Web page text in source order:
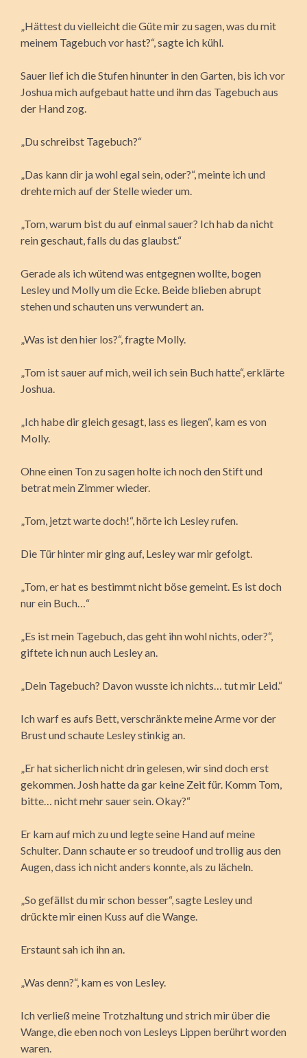
„Hättest du vielleicht die Güte mir zu sagen, was du mit
meinem Tagebuch vor hast?“, sagte ich kühl.
Sauer lief ich die Stufen hinunter in den Garten, bis ich vor
Joshua mich aufgebaut hatte und ihm das Tagebuch aus
der Hand zog.
„Du schreibst Tagebuch?“
„Das kann dir ja wohl egal sein, oder?“, meinte ich und
drehte mich auf der Stelle wieder um.
„Tom, warum bist du auf einmal sauer? Ich hab da nicht
rein geschaut, falls du das glaubst.“
Gerade als ich wütend was entgegnen wollte, bogen
Lesley und Molly um die Ecke. Beide blieben abrupt
stehen und schauten uns verwundert an.
„Was ist den hier los?“, fragte Molly.
„Tom ist sauer auf mich, weil ich sein Buch hatte“, erklärte
Joshua.
„Ich habe dir gleich gesagt, lass es liegen“, kam es von
Molly.
Ohne einen Ton zu sagen holte ich noch den Stift und
betrat mein Zimmer wieder.
„Tom, jetzt warte doch!“, hörte ich Lesley rufen.
Die Tür hinter mir ging auf, Lesley war mir gefolgt.
„Tom, er hat es bestimmt nicht böse gemeint. Es ist doch
nur ein Buch…“
„Es ist mein Tagebuch, das geht ihn wohl nichts, oder?“,
giftete ich nun auch Lesley an.
„Dein Tagebuch? Davon wusste ich nichts… tut mir Leid.“
Ich warf es aufs Bett, verschränkte meine Arme vor der
Brust und schaute Lesley stinkig an.
„Er hat sicherlich nicht drin gelesen, wir sind doch erst
gekommen. Josh hatte da gar keine Zeit für. Komm Tom,
bitte… nicht mehr sauer sein. Okay?“
Er kam auf mich zu und legte seine Hand auf meine
Schulter. Dann schaute er so treudoof und trollig aus den
Augen, dass ich nicht anders konnte, als zu lächeln.
„So gefällst du mir schon besser“, sagte Lesley und
drückte mir einen Kuss auf die Wange.
Erstaunt sah ich ihn an.
„Was denn?“, kam es von Lesley.
Ich verließ meine Trotzhaltung und strich mir über die
Wange, die eben noch von Lesleys Lippen berührt worden
waren.